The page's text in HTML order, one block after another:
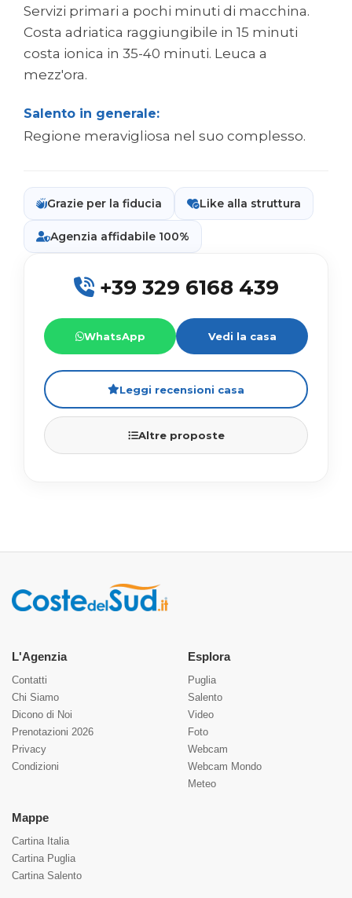
Servizi primari a pochi minuti di macchina.
Costa adriatica raggiungibile in 15 minuti
costa ionica in 35-40 minuti. Leuca a
mezz'ora.
Salento in generale:
Regione meravigliosa nel suo complesso.
Grazie per la fiducia Like alla struttura
Agenzia affidabile 100%
+39 329 6168 439
WhatsApp Vedi la casa
Leggi recensioni casa
Altre proposte
L'Agenzia
Contatti
Chi Siamo
Dicono di Noi
Prenotazioni 2026
Privacy
Condizioni
Esplora
Puglia
Salento
Video
Foto
Webcam
Webcam Mondo
Meteo
Mappe
Cartina Italia
Cartina Puglia
Cartina Salento